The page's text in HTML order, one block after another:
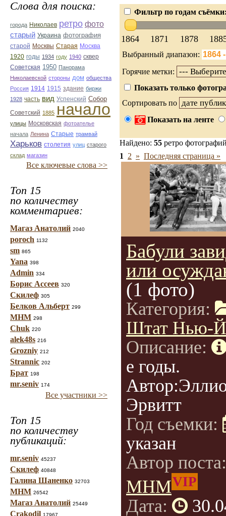
Слова для поиска:
города Николаев ретро фото
старый Украина фотография
старой Москвы Старая Москва
1920 годы 1934 году 1940 сквер
Советская 1950 Панорама
Николаевской стороны дом общества
Россия 1914 1915 здание биржи
1928 часть вид Успенский Собор
Советский 1885 начало
улицы Московская фотоателье
начала Ленина Старые трамвай
Харьков столетия улиц старого
склад магазин
Все ключевые слова >>
Топ 15
по количеству
комментариев:
Магаз Анатолий 2040
poroch 1132
sm 865
Yana 398
Admin 334
Борис Ассеев 320
Скилеф 305
Белков Альберт 299
МНМ 298
Chuk 220
alek48s 216
Grozniy 212
Strannic 202
Брат 198
mr.seniv 174
Все участники >>
Топ 15
по количеству
публикаций:
mr.seniv 45237
Скилеф 40848
Галина Шаненко 32703
МНМ 26542
Магаз Анатолий 25449
Crakodil 17967
Фильтр по годам
1864 1871 1878
Выбранный диапазон:
Горячие метки:
Показать только
Сортировать по
Показать на ленте
Найдено: 55 ретро
1
2 » Последняя страница »
Бабули
или
(1 фото)
Категория:
Штат Нью-
Описание:
е годы.
Эрвитт
Год съемки:
указан
Автор
МНМVIP
Дата: